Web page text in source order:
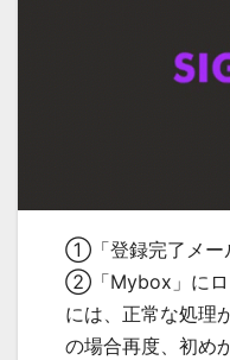
①「登録完了メー
②「Mybox」にロ
には、正常な処理
の場合再度、初め